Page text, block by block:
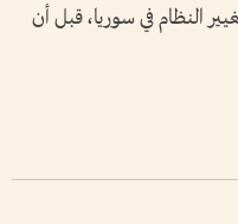
النظام في سوريا، قبل أن